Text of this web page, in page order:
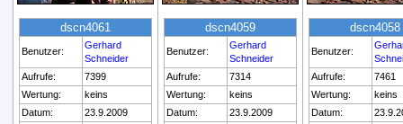
dscn4061
Benutzer:
Gerhard
Schneider
Aufrufe:
7399
Wertung:
keins
Datum:
23.9.2009
dscn4059
Benutzer:
Gerhard
Schneider
Aufrufe:
7314
Wertung:
keins
Datum:
23.9.2009
dscn4058
Benutzer:
Aufrufe:
7461
Wertung:
keins
Datum: